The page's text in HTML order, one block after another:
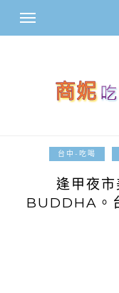
台中-吃喝
逢甲夜
BUDDHA。